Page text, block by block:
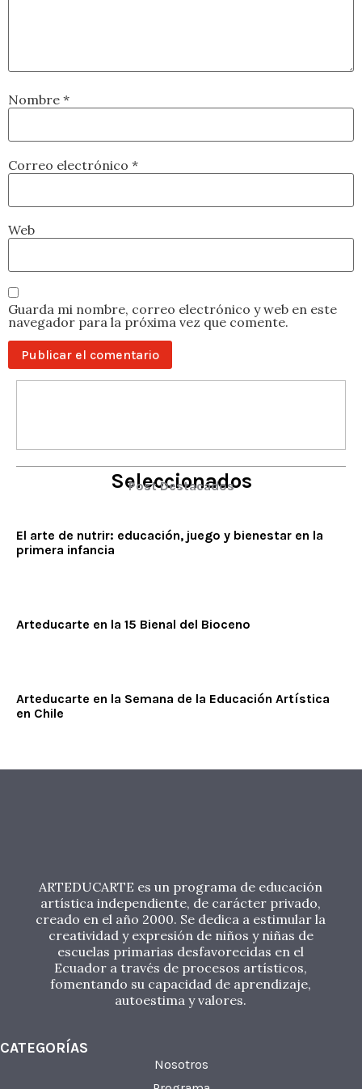
Nombre *
Correo electrónico *
Web
Guarda mi nombre, correo electrónico y web en este
navegador para la próxima vez que comente.
Seleccionados
Post Destacados
El arte de nutrir: educación, juego y bienestar en la
primera infancia
Arteducarte en la 15 Bienal del Bioceno
Arteducarte en la Semana de la Educación Artística
en Chile
ARTEDUCARTE es un programa de educación
artística independiente, de carácter privado,
creado en el año 2000. Se dedica a estimular la
creatividad y expresión de niños y niñas de
escuelas primarias desfavorecidas en el
Ecuador a través de procesos artísticos,
fomentando su capacidad de aprendizaje,
autoestima y valores.
CATEGORÍAS
Nosotros